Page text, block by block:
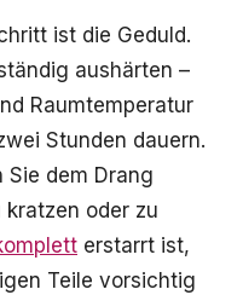
ist die Geduld.
aushärten –
Raumtemperatur
Stunden dauern.
Sie dem Drang
oder zu
erstarrt ist,
Teile vorsichtig